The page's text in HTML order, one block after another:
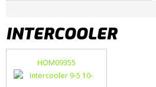
INTERCOOLER
HOM09355